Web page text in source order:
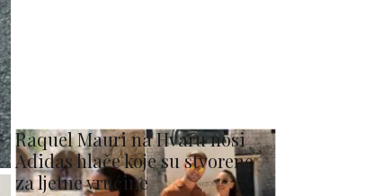
Raquel Mauri na Hvaru nosi
Adidas hlače koje su stvorene
za ljetne vrućine